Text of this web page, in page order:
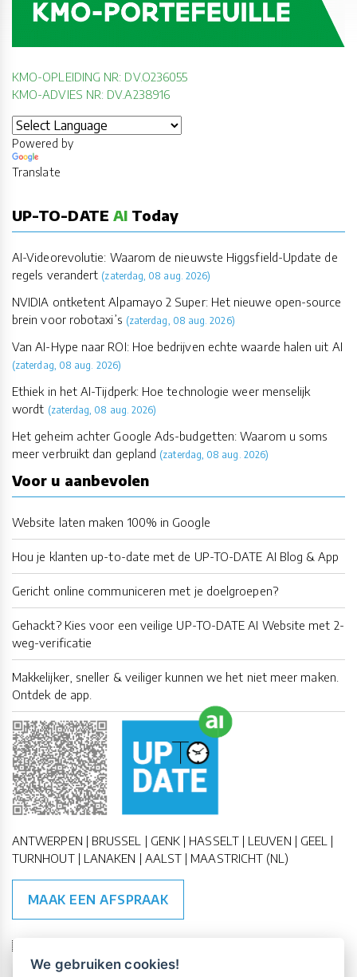
KMO-OPLEIDING NR: DV.O236055
KMO-ADVIES NR: DV.A238916
Powered by
Translate
UP-TO-DATE AI Today
AI-Videorevolutie: Waarom de nieuwste Higgsfield-Update de
regels verandert (zaterdag, 08 aug. 2026)
NVIDIA ontketent Alpamayo 2 Super: Het nieuwe open-source
brein voor robotaxi’s (zaterdag, 08 aug. 2026)
Van AI-Hype naar ROI: Hoe bedrijven echte waarde halen uit AI
(zaterdag, 08 aug. 2026)
Ethiek in het AI-Tijdperk: Hoe technologie weer menselijk
wordt (zaterdag, 08 aug. 2026)
Het geheim achter Google Ads-budgetten: Waarom u soms
meer verbruikt dan gepland (zaterdag, 08 aug. 2026)
Voor u aanbevolen
Website laten maken 100% in Google
Hou je klanten up-to-date met de UP-TO-DATE AI Blog & App
Gericht online communiceren met je doelgroepen?
Gehackt? Kies voor een veilige UP-TO-DATE AI Website met 2-
weg-verificatie
Makkelijker, sneller & veiliger kunnen we het niet meer maken.
Ontdek de app.
ANTWERPEN | BRUSSEL | GENK | HASSELT | LEUVEN | GEEL |
TURNHOUT | LANAKEN | AALST | MAASTRICHT (NL)
MAAK EEN AFSPRAAK
🇪🇺 🇧🇪
We gebruiken cookies!